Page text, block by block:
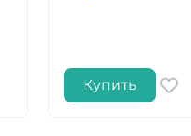
Купить